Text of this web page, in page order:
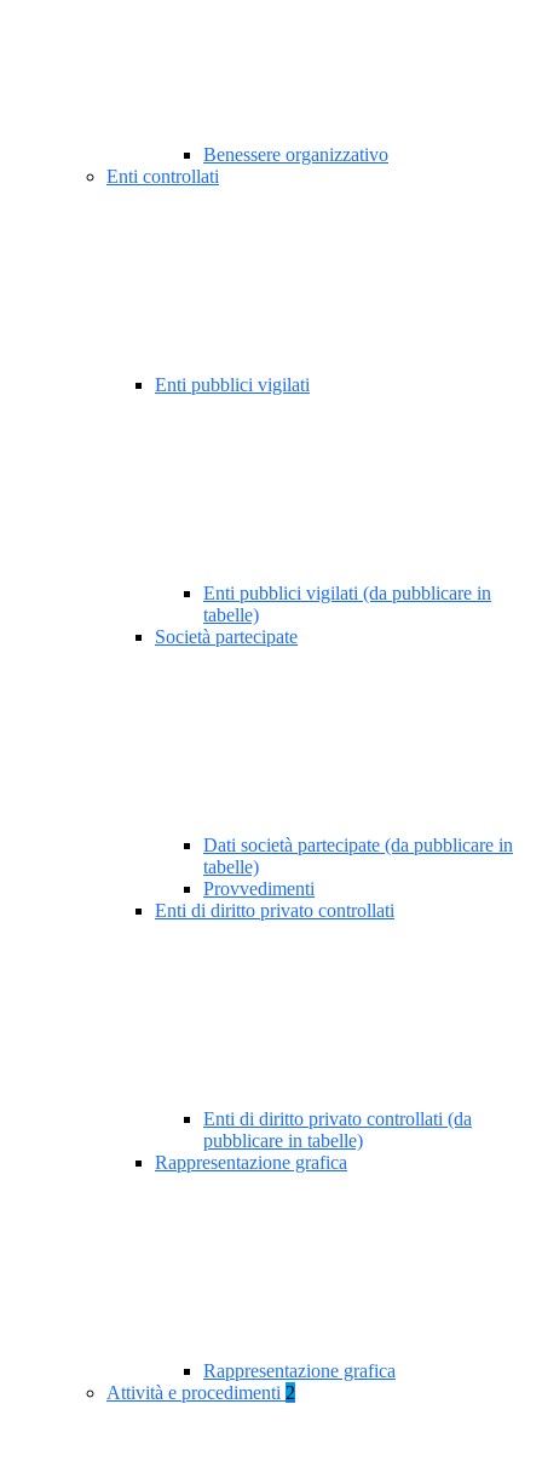
Benessere organizzativo
Enti controllati
Enti pubblici vigilati
Enti pubblici vigilati (da pubblicare in
tabelle)
Società partecipate
Dati società partecipate (da pubblicare in
tabelle)
Provvedimenti
Enti di diritto privato controllati
Enti di diritto privato controllati (da
pubblicare in tabelle)
Rappresentazione grafica
Rappresentazione grafica
Attività e procedimenti 2